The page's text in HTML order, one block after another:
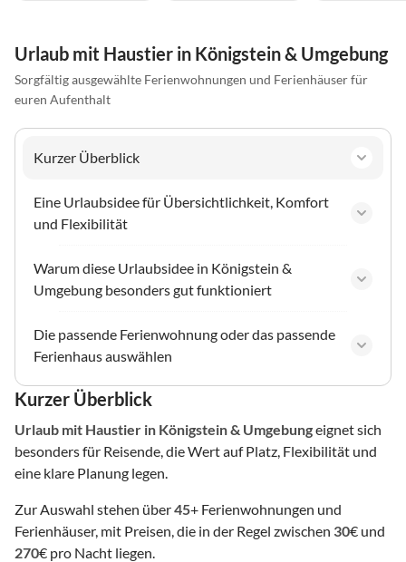
Urlaub mit Haustier in Königstein & Umgebung
Sorgfältig ausgewählte Ferienwohnungen und Ferienhäuser für
euren Aufenthalt
Kurzer Überblick
Eine Urlaubsidee für Übersichtlichkeit, Komfort
und Flexibilität
Warum diese Urlaubsidee in Königstein &
Umgebung besonders gut funktioniert
Die passende Ferienwohnung oder das passende
Ferienhaus auswählen
Kurzer Überblick
Urlaub mit Haustier in Königstein & Umgebungeignet sich
besonders für Reisende, die Wert auf Platz, Flexibilität und
eine klare Planung legen.
Zur Auswahl stehen über45+ Ferienwohnungen und
Ferienhäuser, mit Preisen, die in der Regel zwischen 30€ und
270€ pro Nacht liegen.